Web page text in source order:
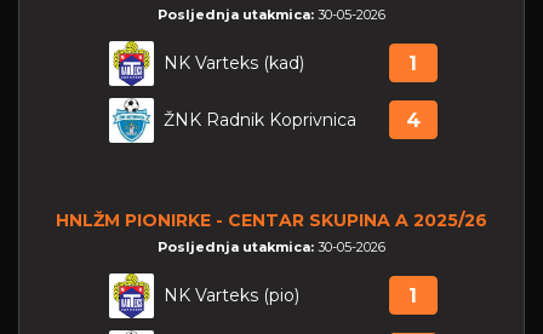
Posljednja utakmica: 30-05-2026
NK Varteks (kad) 1
ŽNK Radnik Koprivnica 4
HNLŽM PIONIRKE - CENTAR SKUPINA A 2025/26
Posljednja utakmica: 30-05-2026
NK Varteks (pio) 1